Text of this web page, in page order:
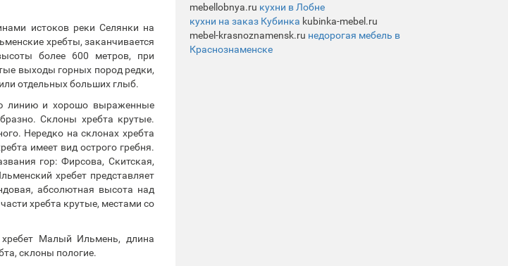
истоков реки Селянки на
хребты, заканчивается
более 600 метров, при
выходы горных пород редки,
отдельных больших глыб.
линию и хорошо выраженные
Склоны хребта крутые.
Нередко на склонах хребта
имеет вид острого гребня.
гор: Фирсова, Скитская,
хребет представляет
абсолютная высота над
хребта крутые, местами со
Малый Ильмень, длина
склоны пологие.
mebellobnya.ru кухни в Лобне
кухни на заказ Кубинка kubinka-mebel.ru
mebel-krasnoznamensk.ru недорогая мебель в
Краснознаменске